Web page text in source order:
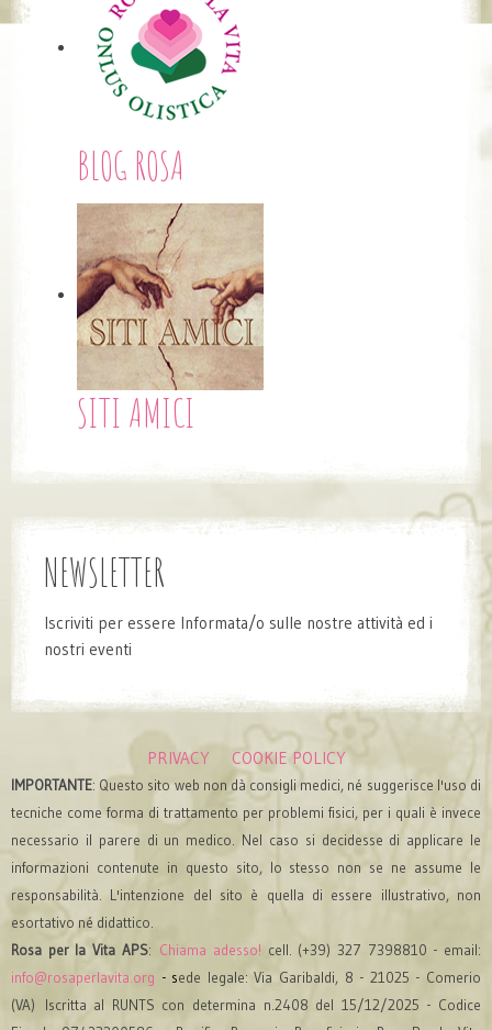
BLOG ROSA
SITI AMICI
NEWSLETTER
Iscriviti per essere Informata/o sulle nostre attività ed i
nostri eventi
PRIVACY COOKIE POLICY
IMPORTANTE: Questo sito web non dà consigli medici, né suggerisce l'uso di
tecniche come forma di trattamento per problemi fisici, per i quali è invece
necessario il parere di un medico. Nel caso si decidesse di applicare le
informazioni contenute in questo sito, lo stesso non se ne assume le
responsabilità. L'intenzione del sito è quella di essere illustrativo, non
esortativo né didattico.
Rosa per la Vita APS: Chiama adesso! cell. (+39) 327 7398810 - email:
info@rosaperlavita.org - sede legale: Via Garibaldi, 8 - 21025 - Comerio
(VA) Iscritta al RUNTS con determina n.2408 del 15/12/2025 - Codice